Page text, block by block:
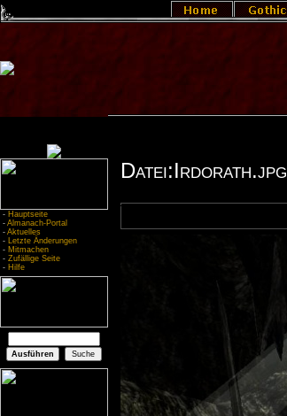
- Hauptseite
- Almanach-Portal
- Aktuelles
- Letzte Änderungen
- Mitmachen
- Zufällige Seite
- Hilfe
Datei:Irdorath.jpg